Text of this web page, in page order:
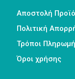
Αποστολή
Πολιτική
Τρόποι
Όροι χρήσης